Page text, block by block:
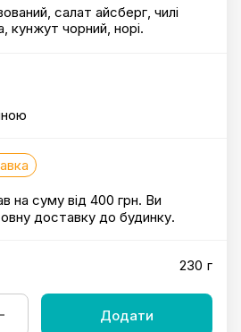
салат айсберг, чилі
кунжут чорний, норі.
на суму від 400 грн. Ви
доставку до будинку.
230 г
Додати